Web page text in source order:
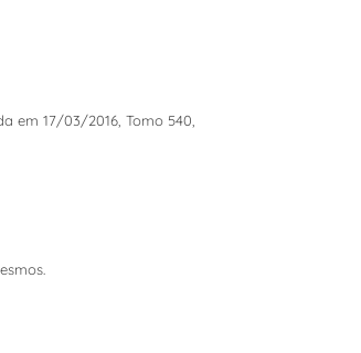
em 17/03/2016, Tomo 540,